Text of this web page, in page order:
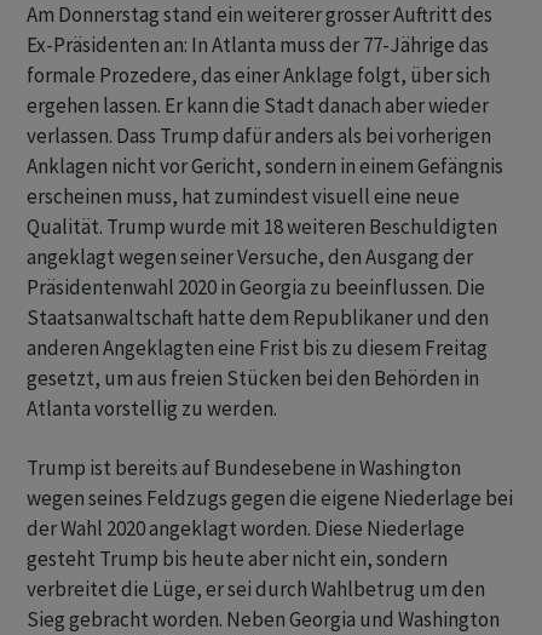
Am Donnerstag stand ein weiterer grosser Auftritt des
Ex-Präsidenten an: In Atlanta muss der 77-Jährige das
formale Prozedere, das einer Anklage folgt, über sich
ergehen lassen. Er kann die Stadt danach aber wieder
verlassen. Dass Trump dafür anders als bei vorherigen
Anklagen nicht vor Gericht, sondern in einem Gefängnis
erscheinen muss, hat zumindest visuell eine neue
Qualität. Trump wurde mit 18 weiteren Beschuldigten
angeklagt wegen seiner Versuche, den Ausgang der
Präsidentenwahl 2020 in Georgia zu beeinflussen. Die
Staatsanwaltschaft hatte dem Republikaner und den
anderen Angeklagten eine Frist bis zu diesem Freitag
gesetzt, um aus freien Stücken bei den Behörden in
Atlanta vorstellig zu werden.
Trump ist bereits auf Bundesebene in Washington
wegen seines Feldzugs gegen die eigene Niederlage bei
der Wahl 2020 angeklagt worden. Diese Niederlage
gesteht Trump bis heute aber nicht ein, sondern
verbreitet die Lüge, er sei durch Wahlbetrug um den
Sieg gebracht worden. Neben Georgia und Washington